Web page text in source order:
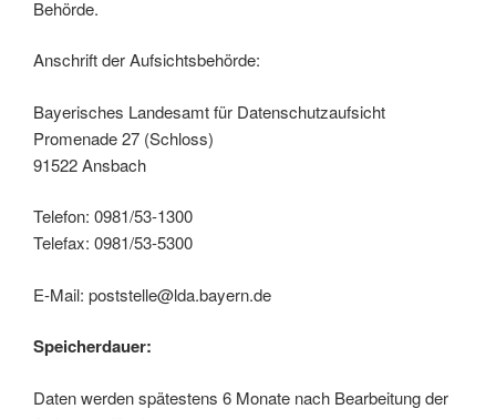
Behörde.
Anschrift der Aufsichtsbehörde:
Bayerisches Landesamt für Datenschutzaufsicht
Promenade 27 (Schloss)
91522 Ansbach
Telefon: 0981/53-1300
Telefax: 0981/53-5300
E-Mail: poststelle@lda.bayern.de
Speicherdauer:
Daten werden spätestens 6 Monate nach Bearbeitung der